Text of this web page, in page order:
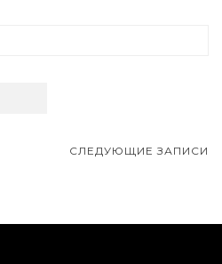
СЛЕДУЮЩИЕ ЗАПИСИ